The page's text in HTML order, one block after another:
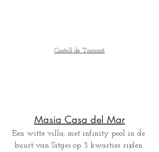
Castell de Tamarit
Masia Casa del Mar
Een witte villa, met infinity pool in de
buurt van Sitges op 3 kwartier rijden